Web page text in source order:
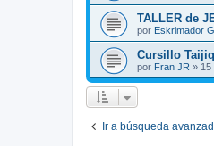
TALLER de
por Eskrimador
Cursillo
por Fran JR » 15
Ir a búsqueda